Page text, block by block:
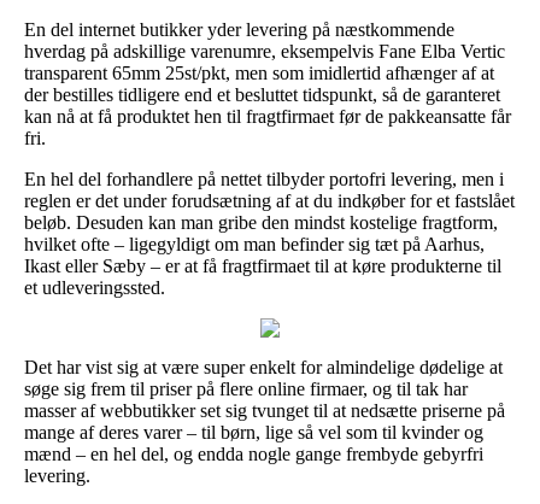
En del internet butikker yder levering på næstkommende
hverdag på adskillige varenumre, eksempelvis Fane Elba Vertic
transparent 65mm 25st/pkt, men som imidlertid afhænger af at
der bestilles tidligere end et besluttet tidspunkt, så de garanteret
kan nå at få produktet hen til fragtfirmaet før de pakkeansatte får
fri.
En hel del forhandlere på nettet tilbyder portofri levering, men i
reglen er det under forudsætning af at du indkøber for et fastslået
beløb. Desuden kan man gribe den mindst kostelige fragtform,
hvilket ofte – ligegyldigt om man befinder sig tæt på Aarhus,
Ikast eller Sæby – er at få fragtfirmaet til at køre produkterne til
et udleveringssted.
Det har vist sig at være super enkelt for almindelige dødelige at
søge sig frem til priser på flere online firmaer, og til tak har
masser af webbutikker set sig tvunget til at nedsætte priserne på
mange af deres varer – til børn, lige så vel som til kvinder og
mænd – en hel del, og endda nogle gange frembyde gebyrfri
levering.